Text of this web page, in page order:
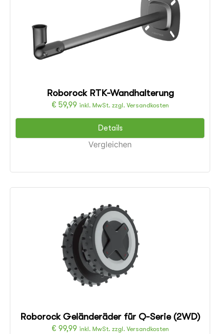
Roborock RTK-Wandhalterung
€ 59,99 inkl. MwSt. zzgl. Versandkosten
Details
Vergleichen
Roborock Geländeräder für Q-Serie (2WD)
€ 99,99 inkl. MwSt. zzgl. Versandkosten